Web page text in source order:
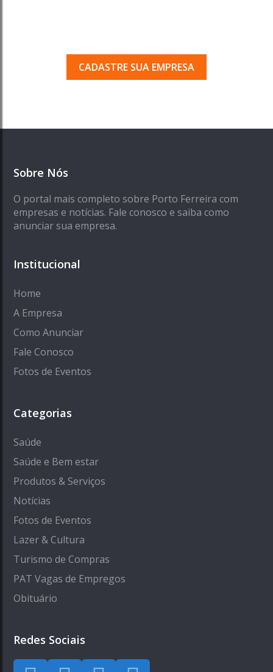
CADASTRE SUA EMPRESA
Sobre Nós
O portal mais completo sobre Porto Ferreira com
empresas e notícias. Fale conosco e saiba como
anunciar sua empresa.
Institucional
Home
A Empresa
Como Anunciar
Fale Conosco
Fotos de Eventos
Categorias
Saúde
Saúde e Bem estar
Produtos & Serviços
Notícias
Fotos de Eventos
Lazer & Cultura
Turismo de Compras
PAT Vagas de Empregos
Obituário
Redes Sociais